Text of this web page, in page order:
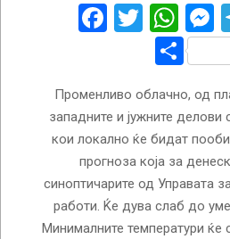
Facebook
Twitter
Променливо облачно, од
западните и јужните
кои локално ќе бидат
прогноза која за
синоптичарите од Управата
работи. Ќе дува слаб до
Минималните температури